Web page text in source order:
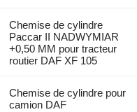
Chemise de cylindre
Paccar II NADWYMIAR
+0,50 MM pour tracteur
routier DAF XF 105
Chemise de cylindre pour
camion DAF